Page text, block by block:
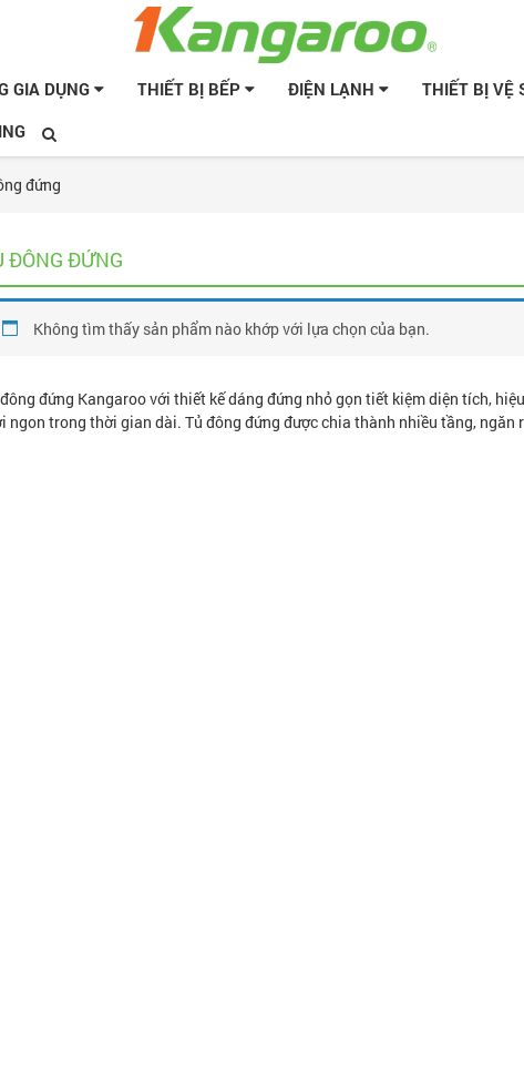
GIA DỤNG THIẾT BỊ BẾP ĐIỆN LẠNH THIẾT BỊ VỆ
đứng
ĐÔNG ĐỨNG
Không tìm thấy sản phẩm nào khớp với lựa chọn của bạn.
đứng Kangaroo với thiết kế dáng đứng nhỏ gọn tiết kiệm diện tích,
ngon trong thời gian dài. Tủ đông đứng được chia thành nhiều tầng,